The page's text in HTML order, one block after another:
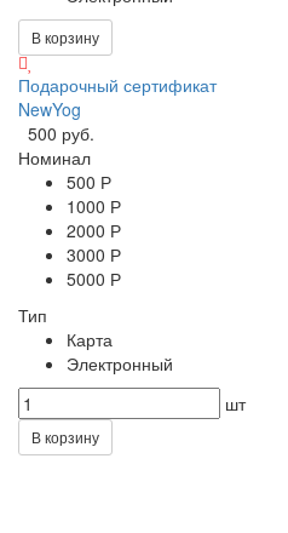
В корзину
Подарочный сертификат
NewYog
500 руб.
Номинал
500 Р
1000 Р
2000 Р
3000 Р
5000 Р
Тип
Карта
Электронный
шт
В корзину